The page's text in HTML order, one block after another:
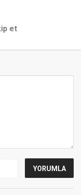
et